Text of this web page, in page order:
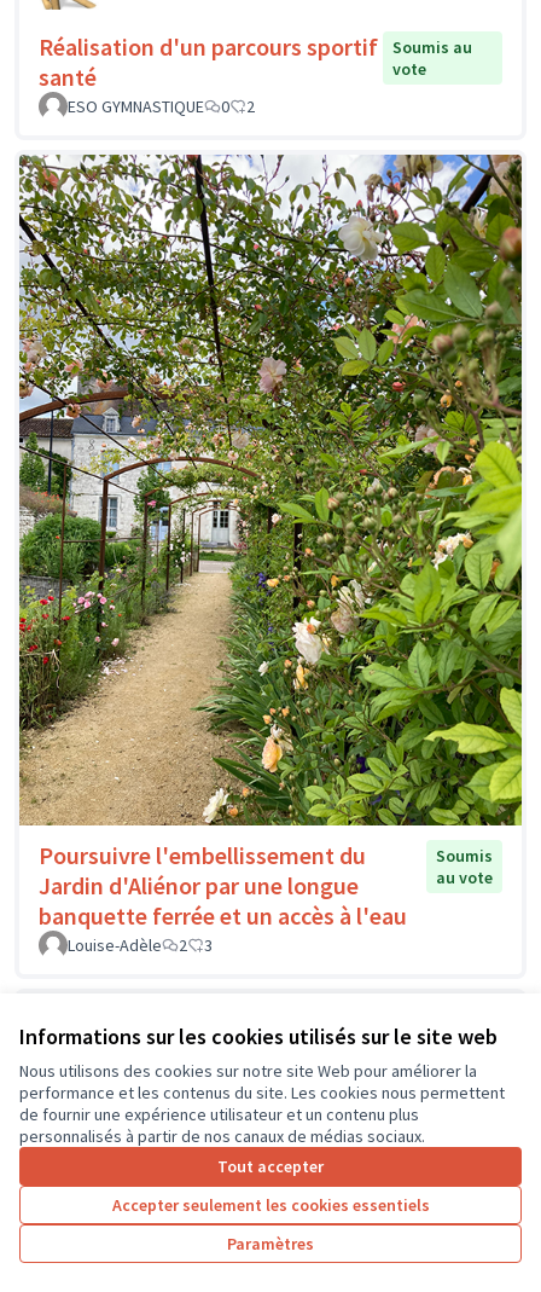
Informations sur les cookies utilisés sur le site web
Nous utilisons des cookies sur notre site Web pour améliorer la
performance et les contenus du site. Les cookies nous permettent
de fournir une expérience utilisateur et un contenu plus
personnalisés à partir de nos canaux de médias sociaux.
Tout accepter
Accepter seulement les cookies essentiels
Paramètres
Réalisation d'un parcours sportif
santé
Soumis au
vote
ESO GYMNASTIQUE
0 2
Poursuivre l'embellissement du
Jardin d'Aliénor par une longue
banquette ferrée et un accès à l'eau
Soumis
au vote
Louise-Adèle 2 3